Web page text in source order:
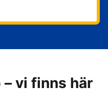
vi finns här